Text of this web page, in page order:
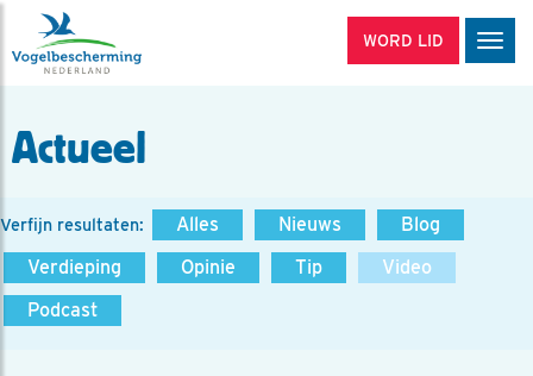
WORD LID
Actueel
Verfijn resultaten: Alles Nieuws
Blog
Verdieping
Opinie Tip
Video
Podcast